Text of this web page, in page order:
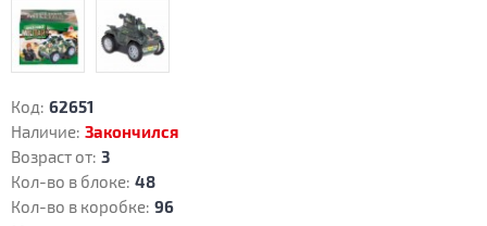
Код: 62651
Наличие: Закончился
Возраст от: 3
Кол-во в блоке: 48
Кол-во в коробке: 96